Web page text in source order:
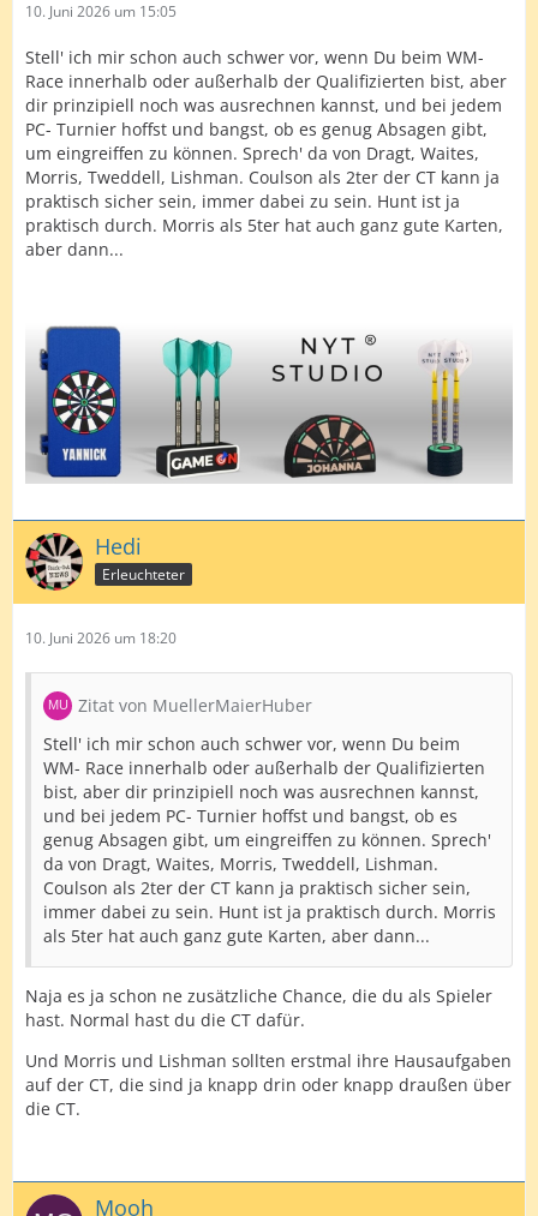
10. Juni 2026 um 15:05
Stell' ich mir schon auch schwer vor, wenn Du beim WM-
Race innerhalb oder außerhalb der Qualifizierten bist, aber
dir prinzipiell noch was ausrechnen kannst, und bei jedem
PC- Turnier hoffst und bangst, ob es genug Absagen gibt,
um eingreiffen zu können. Sprech' da von Dragt, Waites,
Morris, Tweddell, Lishman. Coulson als 2ter der CT kann ja
praktisch sicher sein, immer dabei zu sein. Hunt ist ja
praktisch durch. Morris als 5ter hat auch ganz gute Karten,
aber dann...
Hedi
Erleuchteter
10. Juni 2026 um 18:20
Zitat von MuellerMaierHuber
Stell' ich mir schon auch schwer vor, wenn Du beim
WM- Race innerhalb oder außerhalb der Qualifizierten
bist, aber dir prinzipiell noch was ausrechnen kannst,
und bei jedem PC- Turnier hoffst und bangst, ob es
genug Absagen gibt, um eingreiffen zu können. Sprech'
da von Dragt, Waites, Morris, Tweddell, Lishman.
Coulson als 2ter der CT kann ja praktisch sicher sein,
immer dabei zu sein. Hunt ist ja praktisch durch. Morris
als 5ter hat auch ganz gute Karten, aber dann...
Naja es ja schon ne zusätzliche Chance, die du als Spieler
hast. Normal hast du die CT dafür.
Und Morris und Lishman sollten erstmal ihre Hausaufgaben
auf der CT, die sind ja knapp drin oder knapp draußen über
die CT.
Mooh